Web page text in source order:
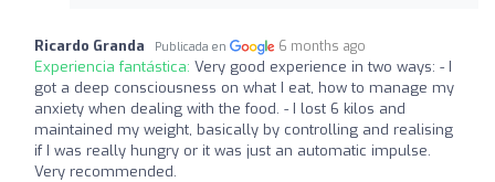
Ricardo Granda Publicada en 6 months ago
Experiencia fantástica: Very good experience in two ways: - I
got a deep consciousness on what I eat, how to manage my
anxiety when dealing with the food. - I lost 6 kilos and
maintained my weight, basically by controlling and realising
if I was really hungry or it was just an automatic impulse.
Very recommended.